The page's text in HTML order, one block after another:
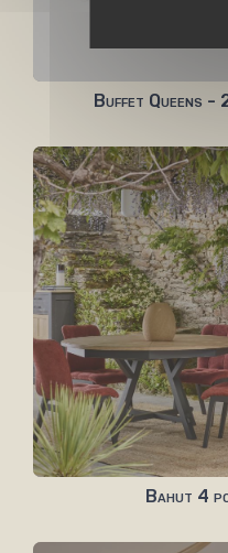
Buffet Queens -
Bahut 4